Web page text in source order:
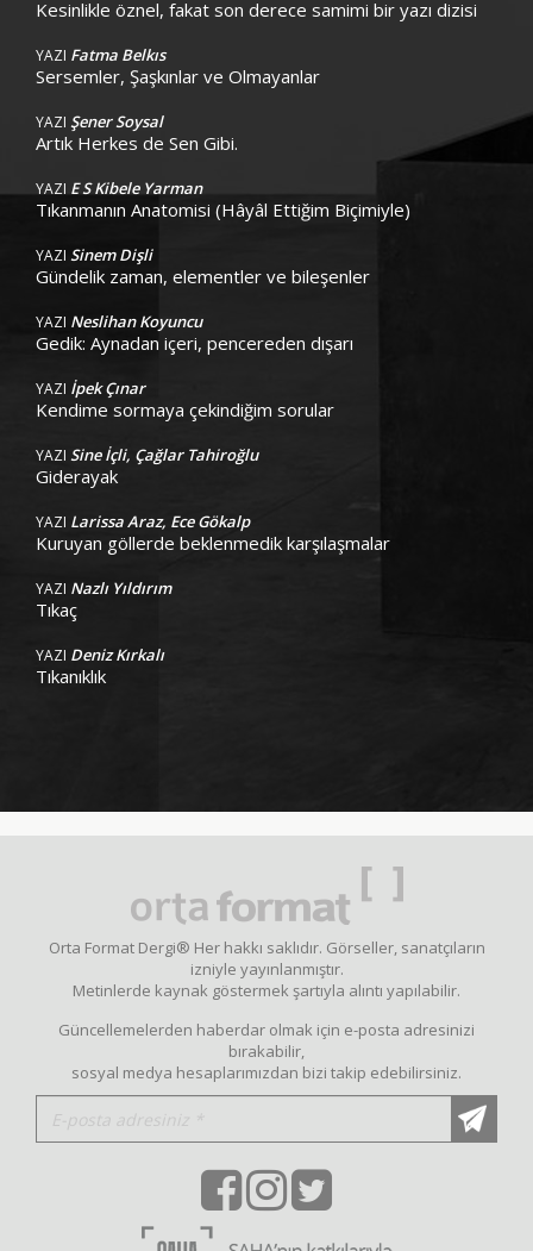
Kesinlikle öznel, fakat son derece samimi bir yazı dizisi
YAZI Fatma Belkıs
Sersemler, Şaşkınlar ve Olmayanlar
YAZI Şener Soysal
Artık Herkes de Sen Gibi.
YAZI E S Kibele Yarman
Tıkanmanın Anatomisi (Hâyâl Ettiğim Biçimiyle)
YAZI Sinem Dişli
Gündelik zaman, elementler ve bileşenler
YAZI Neslihan Koyuncu
Gedik: Aynadan içeri, pencereden dışarı
YAZI İpek Çınar
Kendime sormaya çekindiğim sorular
YAZI Sine İçli, Çağlar Tahiroğlu
Giderayak
YAZI Larissa Araz, Ece Gökalp
Kuruyan göllerde beklenmedik karşılaşmalar
YAZI Nazlı Yıldırım
Tıkaç
YAZI Deniz Kırkalı
Tıkanıklık
Orta Format Dergi® Her hakkı saklıdır. Görseller, sanatçıların
izniyle yayınlanmıştır.
Metinlerde kaynak göstermek şartıyla alıntı yapılabilir.
Güncellemelerden haberdar olmak için e-posta adresinizi
bırakabilir,
sosyal medya hesaplarımızdan bizi takip edebilirsiniz.